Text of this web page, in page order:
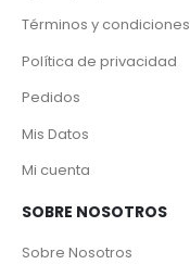
Términos y condiciones
Política de privacidad
Pedidos
Mis Datos
Mi cuenta
SOBRE NOSOTROS
Sobre Nosotros